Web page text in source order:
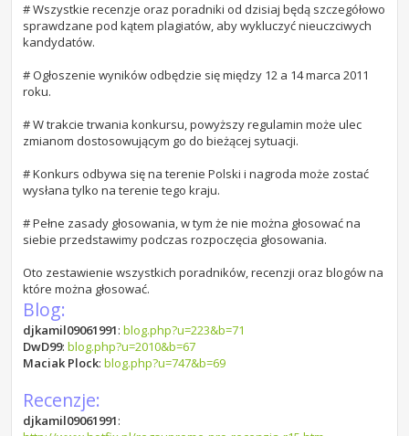
# Wszystkie recenzje oraz poradniki od dzisiaj będą szczegółowo
sprawdzane pod kątem plagiatów, aby wykluczyć nieuczciwych
kandydatów.
# Ogłoszenie wyników odbędzie się między 12 a 14 marca 2011
roku.
# W trakcie trwania konkursu, powyższy regulamin może ulec
zmianom dostosowującym go do bieżącej sytuacji.
# Konkurs odbywa się na terenie Polski i nagroda może zostać
wysłana tylko na terenie tego kraju.
# Pełne zasady głosowania, w tym że nie można głosować na
siebie przedstawimy podczas rozpoczęcia głosowania.
Oto zestawienie wszystkich poradników, recenzji oraz blogów na
które można głosować.
Blog:
djkamil09061991: blog.php?u=223&b=71
DwD99: blog.php?u=2010&b=67
Maciak Plock: blog.php?u=747&b=69
Recenzje:
djkamil09061991: